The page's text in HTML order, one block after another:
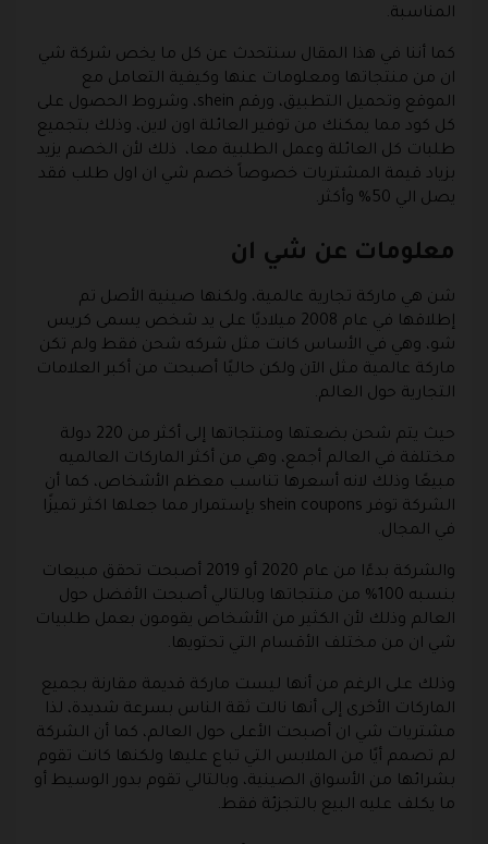
المناسبة.
كما أننا في هذا المقال سنتحدث عن كل ما يخص شركة شي
ان من منتجاتها ومعلومات عنها وكيفية التعامل مع
الموقع وتحميل التطبيق، ورقم shein، وشروط الحصول على
كل كود مما يمكنك من توفير العائلة اون لاين، وذلك بتجميع
طلبات كل العائلة وعمل الطلبية معا، ذلك لأن الخصم يزيد
بزياد قيمة المشتريات خصوصاً خصم شي ان اول طلب فقد
يصل الي 50% وأكثر.
معلومات عن شي ان
شن هي ماركة تجارية عالمية، ولكنها صينية الأصل تم
إطلاقها في عام 2008 ميلاديًا على يد شخص يسمى كريس
شو، وهي في الأساس كانت مثل شركه شحن فقط ولم تكن
ماركة عالمية مثل الآن ولكن حاليًا أصبحت من أكبر العلامات
التجارية حول العالم.
حيث يتم شحن بضعتها ومنتجاتها إلى أكثر من 220 دولة
مختلفة في العالم أجمع، وهي من أكثر الماركات العالميه
مبيعًا وذلك لانه أسعرها تناسب معظم الأشخاص، كما أن
الشركة توفر shein coupons بإستمرار مما جعلها اكثر تميزًا
في المجال.
والشركة بدءًا من عام 2020 أو 2019 أصبحت تحقق مبيعات
بنسبه 100% من منتجاتها وبالتالي أصبحت الأفضل حول
العالم وذلك لأن الكثير من الأشخاص يقومون بعمل طلبيات
شي ان من مختلف الأقسام التي تحتويها.
وذلك على الرغم من أنها ليست ماركة قديمة مقارنة بجميع
الماركات الأخرى إلى أنها نالت ثقة الناس بسرعة شديدة، لذا
مشتريات شي ان أصبحت الأعلى حول العالم، كما أن الشركة
لم تصمم أيًا من الملابس التي تباع عليها ولكنها كانت تقوم
بشرائها من الأسواق الصينية، وبالتالي تقوم بدور الوسيط أو
ما يكلف عليه البيع بالتجزئة فقط.